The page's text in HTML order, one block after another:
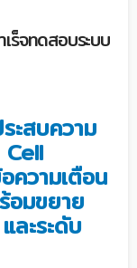
ร็จทดสอบระบบ
ะสบความ
ความเตือน
อมขยาย
ละระดับ